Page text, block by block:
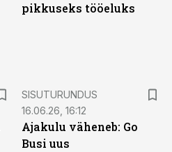
pikkuseks tööeluks
SISUTURUNDUS
16.06.26, 16:12
Ajakulu väheneb: Go
Busi uus